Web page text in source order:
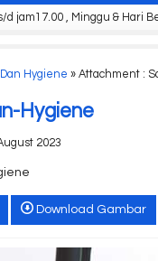
d jam17.00 , Minggu & Hari
Hygiene » Attachment :
Hygiene
2023
Download Gambar